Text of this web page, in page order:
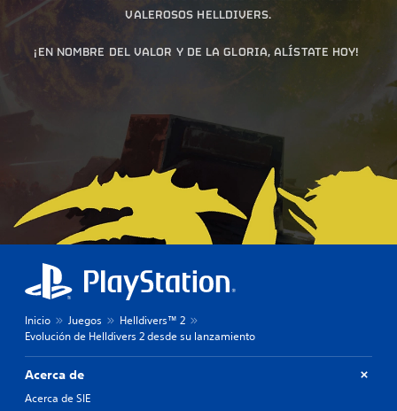
VALEROSOS HELLDIVERS.
¡EN NOMBRE DEL VALOR Y DE LA GLORIA, ALÍSTATE HOY!
Inicio Juegos
Helldivers™ 2
Evolución de Helldivers 2 desde su lanzamiento
Acerca de
Acerca de SIE